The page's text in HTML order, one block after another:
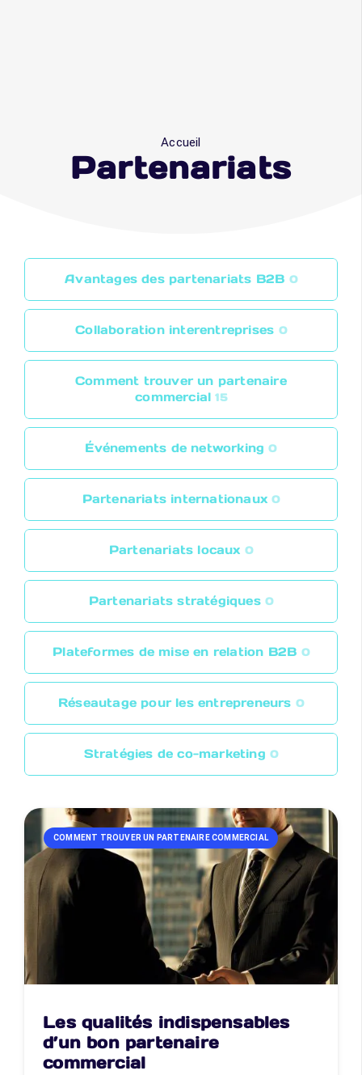
Accueil
Partenariats
Avantages des partenariats B2B 0
Collaboration interentreprises 0
Comment trouver un partenaire
commercial15
Événements de networking0
Partenariats internationaux0
Partenariats locaux 0
Partenariats stratégiques 0
Plateformes de mise en relation B2B 0
Réseautage pour les entrepreneurs 0
Stratégies de co-marketing0
COMMENT TROUVER UN PARTENAIRE COMMERCIAL
Les qualités indispensables
d’un bon partenaire
commercial